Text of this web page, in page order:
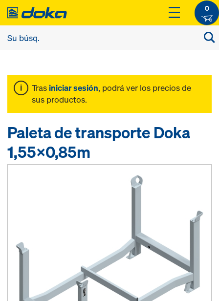
0
Tras iniciar sesión, podrá ver los precios de
sus productos.
Paleta de transporte Doka
1,55x0,85m